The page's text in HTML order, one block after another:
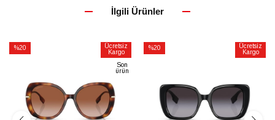
İlgili Ürünler
%20
Ücretsiz
Kargo
Son
ürün
%20
Ücretsiz
Kargo